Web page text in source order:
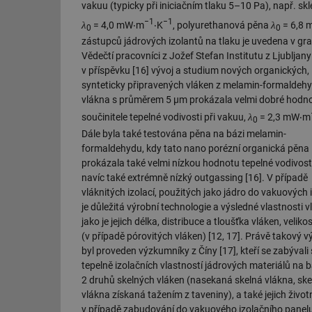
vakuu (typicky při iniciačním tlaku 5–10 Pa), např.
λ0 = 4,0 mW‧m−1 ‧K−1 , polyurethanová pěna λ0 = 6,8
zástupců jádrových izolantů na tlaku je uvedena v
Vědečtí pracovníci z Jožef Stefan Institutu z
v příspěvku [16] vývoj a studium nových organických,
synteticky připravených vláken z melamin-
vlákna s průměrem 5 μm prokázala velmi dobré
součinitele tepelné vodivosti při vakuu, λ0 = 2,3 mW‧m
Dále byla také testována pěna na bázi melamin-
formaldehydu, kdy tato nano porézní organická pěna
prokázala také velmi nízkou hodnotu tepelné
navíc také extrémně nízký outgassing [16]. V případě
vláknitých izolací, použitých jako jádro do vakuových
je důležitá výrobní technologie a výsledné vlastnosti
jako je jejich délka, distribuce a tloušťka vláken,
(v případě pórovitých vláken) [12, 17]. Právě takový
byl proveden výzkumníky z Číny [17], kteří se zabývali
tepelně izolačních vlastností jádrových materiálů na
2 druhů skelných vláken (nasekaná skelná vlákna,
vlákna získaná tažením z taveniny), a také jejich
v případě zabudování do vakuového izolačního
id
id
id
id
_dc_gtm_UA-
id